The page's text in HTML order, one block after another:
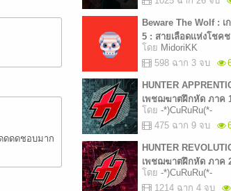
ดดดชอบมาก
Beware The Wolf :
5 : สายเลือดเเห่งโชค
โดย MidoriKK
598 ฉาก 3 จบ
HUNTER
เพชฌฆาตฝึกหัด ภาค
ขนานเเห่งโชคชะตา
โดย -*)CuRuRu(*-
475 ฉาก 9 จบ
HUNTER
เพชฌฆาตฝึกหัด ภาค
เพชฌฆาต [ 100%
โดย -*)CuRuRu(*-
1214 ฉาก 4 จบ